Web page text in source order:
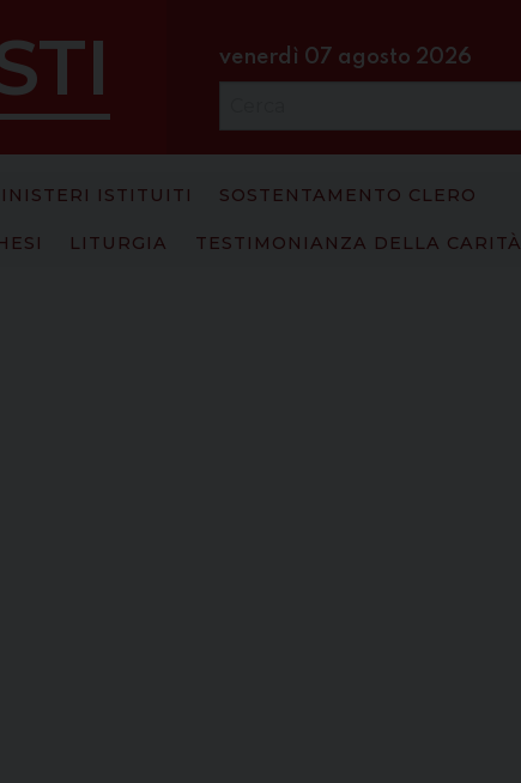
venerdì 07 agosto 2026
ISTITUITI SOSTENTAMENTO CLERO
LITURGIA TESTIMONIANZA DELLA CARITÀ